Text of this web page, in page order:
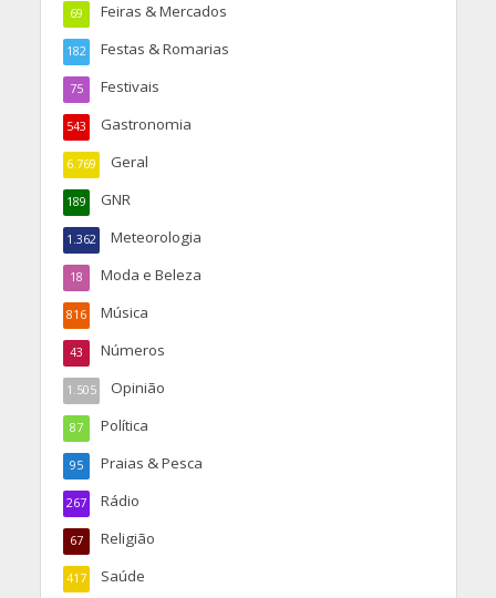
Feiras & Mercados
69
Festas & Romarias
182
Festivais
75
Gastronomia
543
Geral
6.769
GNR
189
Meteorologia
1.362
Moda e Beleza
18
Música
816
Números
43
Opinião
1.505
Política
87
Praias & Pesca
95
Rádio
267
Religião
67
Saúde
417